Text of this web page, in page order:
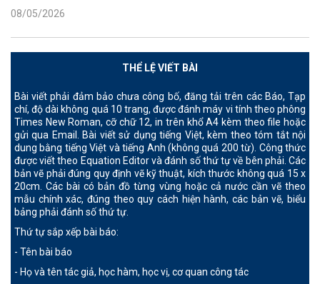
08/05/2026
THỂ LỆ VIẾT BÀI
Bài viết phải đảm bảo chưa công bố, đăng tải trên các Báo, Tạp
chí, độ dài không quá 10 trang, được đánh máy vi tính theo phông
Times New Roman, cỡ chữ 12, in trên khổ A4 kèm theo file hoặc
gửi qua Email. Bài viết sử dụng tiếng Việt, kèm theo tóm tắt nội
dung bằng tiếng Việt và tiếng Anh (không quá 200 từ). Công thức
được viết theo Equation Editor và đánh số thứ tự về bên phải. Các
bản vẽ phải đúng quy định vẽ kỹ thuật, kích thước không quá 15 x
20cm. Các bài có bản đồ từng vùng hoặc cả nước cần vẽ theo
mẫu chính xác, đúng theo quy cách hiện hành, các bản vẽ, biểu
bảng phải đánh số thứ tự.
Thứ tự sắp xếp bài báo:
- Tên bài báo
- Họ và tên tác giả, học hàm, học vị, cơ quan công tác